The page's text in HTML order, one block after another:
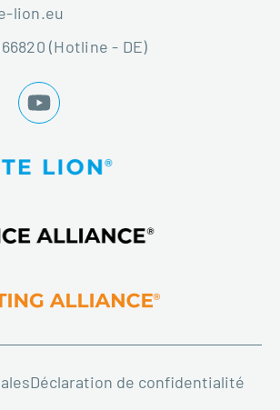
lion.eu
(Hotline - DE)
Déclaration de confidentialité